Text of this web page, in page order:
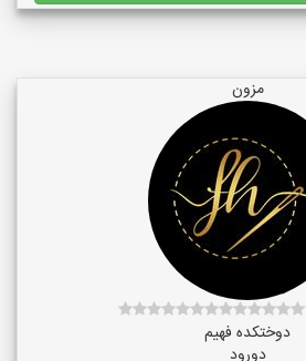
مزون
دوختکده فهیم
دورود